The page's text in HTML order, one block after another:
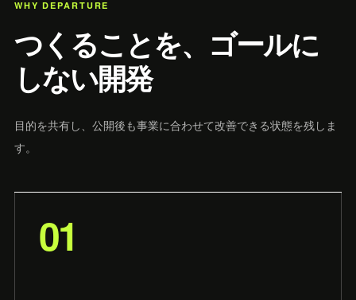
WHY DEPARTURE
つくることを、ゴールに
しない開発
目的を共有し、公開後も事業に合わせて改善できる状態を残しま
す。
01